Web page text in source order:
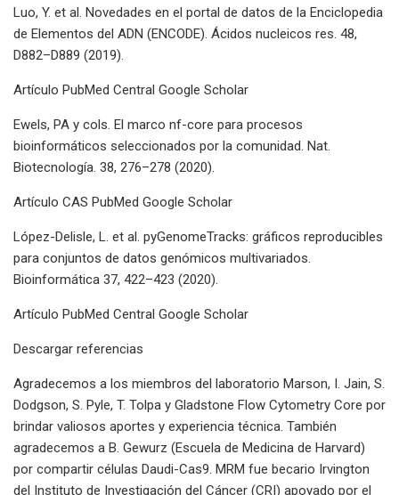
Luo, Y. et al. Novedades en el portal de datos de la Enciclopedia
de Elementos del ADN (ENCODE). Ácidos nucleicos res. 48,
D882–D889 (2019).
Artículo PubMed Central Google Scholar
Ewels, PA y cols. El marco nf-core para procesos
bioinformáticos seleccionados por la comunidad. Nat.
Biotecnología. 38, 276–278 (2020).
Artículo CAS PubMed Google Scholar
López-Delisle, L. et al. pyGenomeTracks: gráficos reproducibles
para conjuntos de datos genómicos multivariados.
Bioinformática 37, 422–423 (2020).
Artículo PubMed Central Google Scholar
Descargar referencias
Agradecemos a los miembros del laboratorio Marson, I. Jain, S.
Dodgson, S. Pyle, T. Tolpa y Gladstone Flow Cytometry Core por
brindar valiosos aportes y experiencia técnica. También
agradecemos a B. Gewurz (Escuela de Medicina de Harvard)
por compartir células Daudi-Cas9. MRM fue becario Irvington
del Instituto de Investigación del Cáncer (CRI) apoyado por el